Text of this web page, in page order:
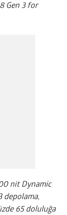
Gen 3 for
nit Dynamic
depolama,
65 doluluğa